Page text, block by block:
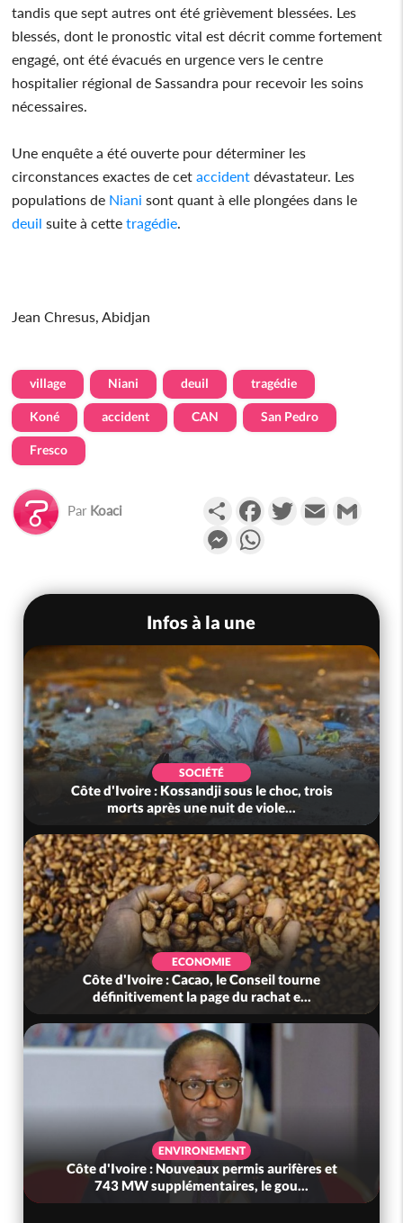
tandis que sept autres ont été grièvement blessées. Les
blessés, dont le pronostic vital est décrit comme fortement
engagé, ont été évacués en urgence vers le centre
hospitalier régional de Sassandra pour recevoir les soins
nécessaires.
Une enquête a été ouverte pour déterminer les
circonstances exactes de cetaccident dévastateur. Les
populations de Niani sont quant à elle plongées dans le
deuil suite à cettetragédie.
Jean Chresus, Abidjan
village Niani deuil tragédie
Koné accident CAN San Pedro
Fresco
Par Koaci PartagerFacebookTwitterEmail
Messenger
Infos à la une
SOCIÉTÉ
Côte d'Ivoire : Kossandji sous le choc, trois
morts après une nuit de viole...
ECONOMIE
Côte d'Ivoire : Cacao, le Conseil tourne
définitivement la page du rachat e...
ENVIRONEMENT
Côte d'Ivoire : Nouveaux permis aurifères et
743 MW supplémentaires, le gou...